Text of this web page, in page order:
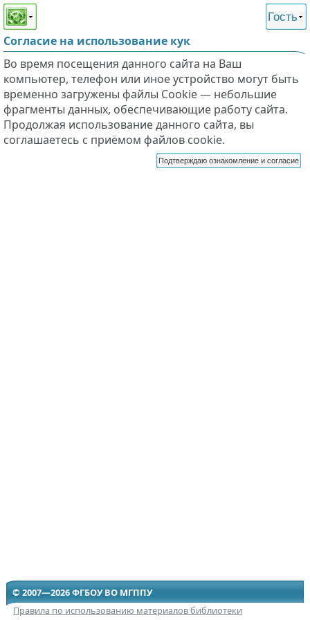
Этот сайт поддерживает
слабовидящих
Гость
Согласие на использование кук
Во время посещения данного сайта на Ваш
компьютер, телефон или иное устройство могут быть
временно загружены файлы Cookie — небольшие
фрагменты данных, обеспечивающие работу сайта.
Продолжая использование данного сайта, вы
соглашаетесь с приёмом файлов cookie.
Подтверждаю ознакомление и согласие
© 2007—2026 ФГБОУ ВО МГППУ
Правила по использованию материалов библиотеки